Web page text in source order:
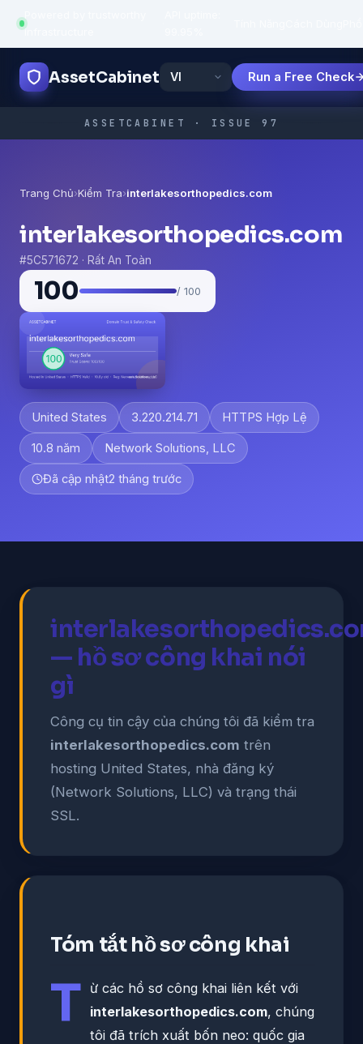
infrastructure
AssetCabinet Run a Free Check
ASSETCABINET · ISSUE 97
Trang Chủ›Kiểm Tra›interlakesorthopedics.com
interlakesorthopedics.com
#5C571672 · Rất An Toàn
100 / 100
United States 3.220.214.71 HTTPS Hợp Lệ
10.8 năm Network Solutions, LLC
Đã cập nhật2 tháng trước
— hồ sơ công khai nói
gì
Công cụ tin cậy của chúng tôi đã kiểm tra
interlakesorthopedics.com trên
hosting United States, nhà đăng ký
(Network Solutions, LLC) và trạng thái
SSL.
Tóm tắt hồ sơ công khai
T ừ các hồ sơ công khai liên kết với
interlakesorthopedics.com, chúng
tôi đã trích xuất bốn neo: quốc gia